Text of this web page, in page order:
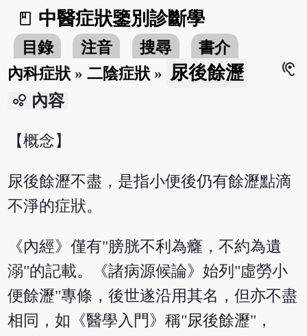
book_2
中醫症狀鑒別診斷學
目錄 注音 搜尋
書介
內科症狀 »二陰症狀 » 尿後餘瀝
hearing
bubble_chart 內容
【概念】
尿後餘瀝不盡，是指小便後仍有餘瀝點滴
不淨的症狀。
《內經》僅有"膀胱不利為癃，不約為遺
溺"的記載。《諸病源候論》始列"虛勞小
便餘瀝"專條，後世遂沿用其名，但亦不盡
相同，如《醫學入門》稱"尿後餘瀝"，